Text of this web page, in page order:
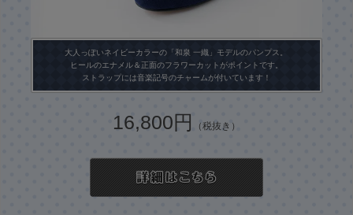
大人っぽいネイビーカラーの「和泉 一織」モデルのパンプス。
ヒールのエナメル＆正面のフラワーカットがポイントです。
ストラップには音楽記号のチャームが付いています！
16,800円 （税抜き）